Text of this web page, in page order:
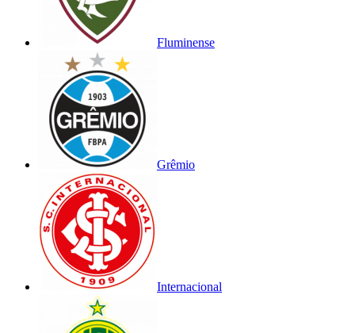
Fluminense
Grêmio
Internacional